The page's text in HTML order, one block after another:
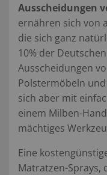
Ausscheidungen
ernähren sich von
die sich ganz
10% der
Ausscheidungen
Polstermöbeln
sich aber mit
einem Milben-
mächtiges
Eine
Matratzen-Sprays,